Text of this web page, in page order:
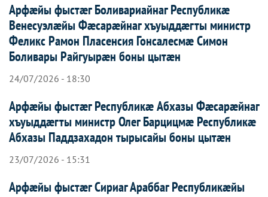
Арфæйы фыстæг Боливариайнаг Республикæ
Венесуэлæйы Фæсарæйнаг хъуыддæгты министр
Феликс Рамон Пласенсия Гонсалесмæ Симон
Боливары Райгуырæн боны цытæн
24/07/2026 - 18:30
Арфæйы фыстæг Республикæ Абхазы Фæсарæйнаг
хъуыддæгты министр Олег Барцицмæ Республикæ
Абхазы Паддзахадон тырысайы боны цытæн
23/07/2026 - 15:31
Арфæйы фыстæг Сириаг Араббаг Республикæйы